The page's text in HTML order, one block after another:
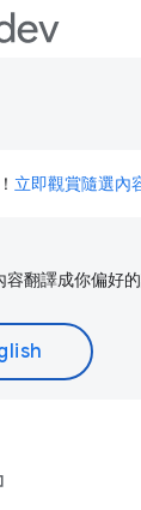
立即觀賞隨選內
翻譯成你偏好